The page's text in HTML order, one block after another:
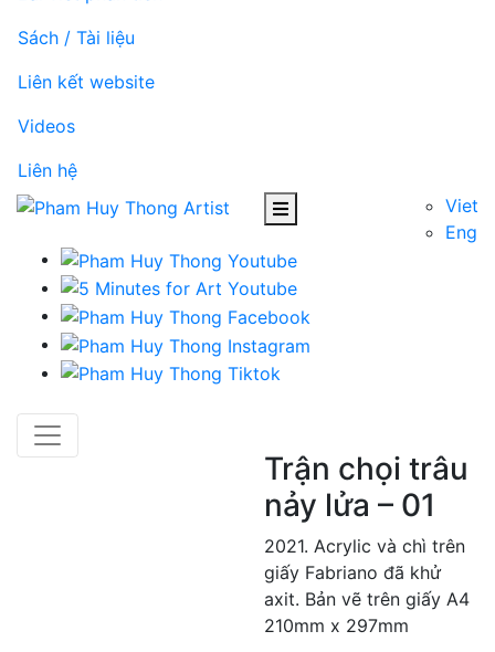
Sách / Tài liệu
Liên kết website
Videos
Liên hệ
Viet
Eng
Trận chọi trâu
nảy lửa – 01
2021. Acrylic và chì trên
giấy Fabriano đã khử
axit. Bản vẽ trên giấy A4
210mm x 297mm